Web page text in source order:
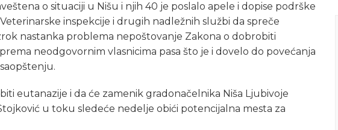
o situaciji u Nišu i njih 40 je poslalo apele i dopise podrške
inspekcije i drugih nadležnih službi da spreče
nastanka problema nepoštovanje Zakona o dobrobiti
neodgovornim vlasnicima pasa što je i dovelo do povećanja
eutanazije i da će zamenik gradonačelnika Niša Ljubivoje
u toku sledeće nedelje obići potencijalna mesta za